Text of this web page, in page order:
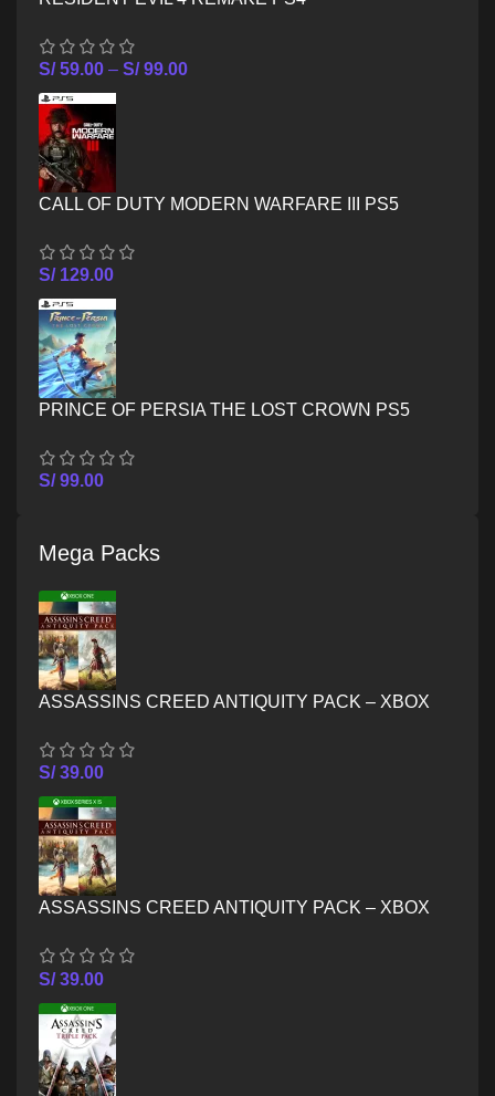
S/59.00 – S/99.00
CALL OF DUTY MODERN WARFARE III PS5
S/129.00
PRINCE OF PERSIA THE LOST CROWN PS5
S/99.00
Mega Packs
ASSASSINS CREED ANTIQUITY PACK – XBOX
S/39.00
ASSASSINS CREED ANTIQUITY PACK – XBOX
S/39.00